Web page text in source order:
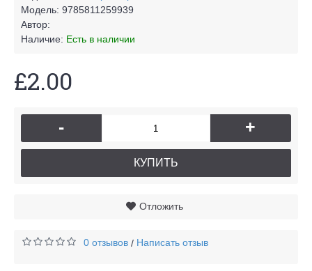
Модель: 9785811259939
Автор:
Наличие: Есть в наличии
£2.00
- +
КУПИТЬ
Отложить
0 отзывов / Написать отзыв